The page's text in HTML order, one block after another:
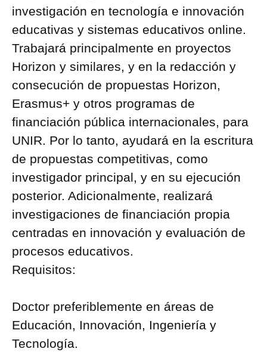
investigación en tecnología e innovación
educativas y sistemas educativos online.
Trabajará principalmente en proyectos
Horizon y similares, y en la redacción y
consecución de propuestas Horizon,
Erasmus+ y otros programas de
financiación pública internacionales, para
UNIR. Por lo tanto, ayudará en la escritura
de propuestas competitivas, como
investigador principal, y en su ejecución
posterior. Adicionalmente, realizará
investigaciones de financiación propia
centradas en innovación y evaluación de
procesos educativos.
Requisitos:
Doctor preferiblemente en áreas de
Educación, Innovación, Ingeniería y
Tecnología.